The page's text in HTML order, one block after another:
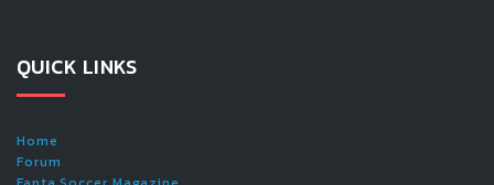
QUICK LINKS
Home
Forum